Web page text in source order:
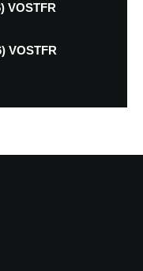
VOSTFR
VOSTFR